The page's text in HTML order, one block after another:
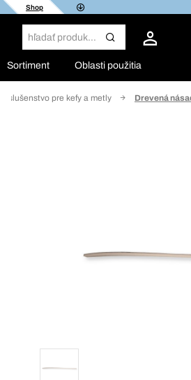
Shop
Sortiment Oblasti použitia
pre kefy a metly Drevená